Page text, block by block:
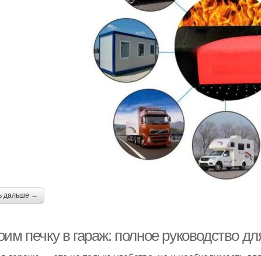
дальше →
печку в гараж: полное руководство